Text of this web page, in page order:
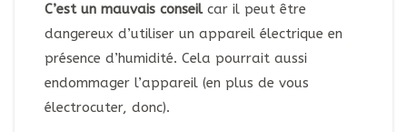
C’est un mauvais conseil car il peut être
dangereux d’utiliser un appareil électrique en
présence d’humidité. Cela pourrait aussi
endommager l’appareil (en plus de vous
électrocuter, donc).